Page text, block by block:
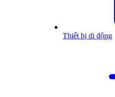
Thiết bị di động